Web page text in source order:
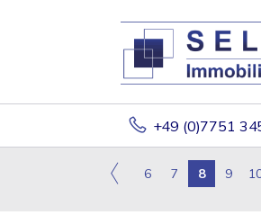
+49 (0)7751
6 7 8 9